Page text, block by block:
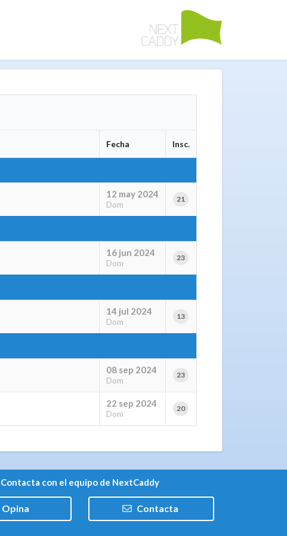
Fecha Insc.
12 may 2024
Dom
21
16 jun 2024
Dom
23
14 jul 2024
Dom
13
08 sep 2024
Dom
23
22 sep 2024
Dom
20
Contacta con el equipo de NextCaddy
Opina Contacta